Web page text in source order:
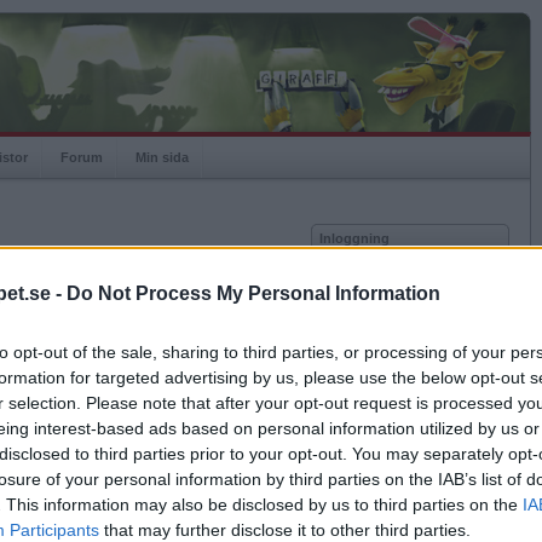
- Do Not Process My Personal Information
opt-out of the sale, sharing to third parties, or processing of your
for targeted advertising by us, please use the below opt-out
selection. Please note that after your opt-out request is processed
interest-based ads based on personal information utilized by us
to third parties prior to your opt-out. You may separately
of your personal information by third parties on the IAB’s list of
This information may also be disclosed by us to third parties on the
Participants that may further disclose it to other third parties.
Forum Min sida
Högsta rating2011-11-17
1038
Rankad
10673
Rullningar
8
Matcher
198
Vunna
65
Inloggning
Kom ihåg mig
Glömt ditt lösenord?
Få ny aktiveringslänk
Betapet är gratis!